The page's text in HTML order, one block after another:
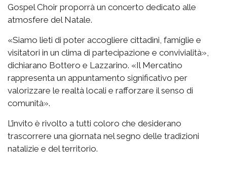
Gospel Choir proporrà un concerto dedicato alle
atmosfere del Natale.
«Siamo lieti di poter accogliere cittadini, famiglie e
visitatori in un clima di partecipazione e convivialità»,
dichiarano Bottero e Lazzarino. «Il Mercatino
rappresenta un appuntamento significativo per
valorizzare le realtà locali e rafforzare il senso di
comunità».
L’invito è rivolto a tutti coloro che desiderano
trascorrere una giornata nel segno delle tradizioni
natalizie e del territorio.